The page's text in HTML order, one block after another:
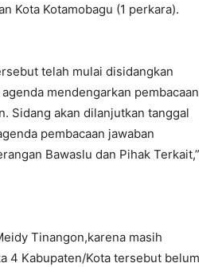
Kota Kotamobagu (1 perkara).
telah mulai disidangkan
mendengarkan pembacaan
Sidang akan dilanjutkan tanggal
pembacaan jawaban
Bawaslu dan Pihak Terkait,”
Tinangon,karena masih
4 Kabupaten/Kota tersebut belum